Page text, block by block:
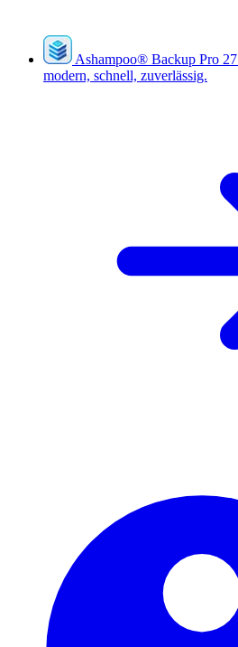
Ashampoo® Backup Pro 27
modern, schnell, zuverlässig.